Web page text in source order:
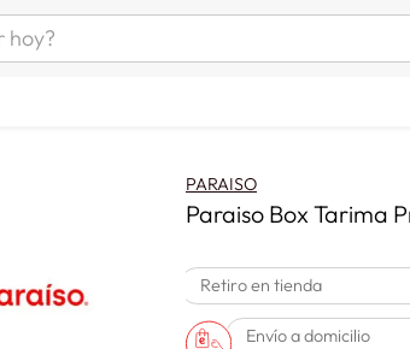
PARAISO
Paraiso Box Tarima
Retiro en tienda
Envío a domicilio